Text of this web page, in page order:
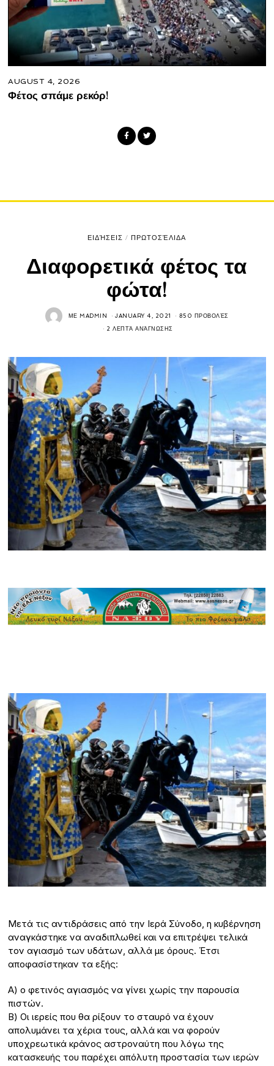
AUGUST 4, 2026
Φέτος σπάμε ρεκόρ!
ΕΙΔΉΣΕΙΣ / ΠΡΩΤΟΣΈΛΙΔΑ
Διαφορετικά φέτος τα
φώτα!
ΜΕMADMIN JANUARY 4, 2021 850 ΠΡΟΒΟΛΈΣ
2 ΛΕΠΤΆ ΑΝΆΓΝΩΣΗΣ
Μετά τις αντιδράσεις από την Ιερά Σύνοδο, η κυβέρνηση
αναγκάστηκε να αναδιπλωθεί και να επιτρέψει τελικά
τον αγιασμό των υδάτων, αλλά με όρους. Έτσι
αποφασίστηκαν τα εξής:
Α) ο φετινός αγιασμός να γίνει χωρίς την παρουσία
πιστών.
Β) Οι ιερείς που θα ρίξουν το σταυρό να έχουν
απολυμάνει τα χέρια τους, αλλά και να φορούν
υποχρεωτικά κράνος αστροναύτη που λόγω της
κατασκευής του παρέχει απόλυτη προστασία των ιερών